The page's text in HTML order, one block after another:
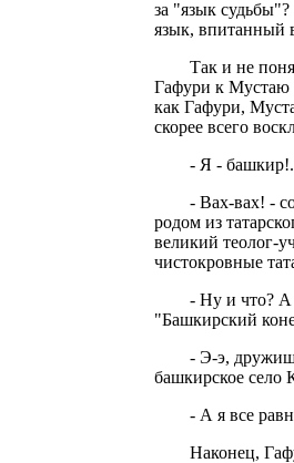
за "язык
язык, впитанный
Так и не
Гафури к Мустаю
как Гафури,
скорее всего
- Я -
- Вах-вах! -
родом из
великий теолог-
чистокровные
- Ну и что? А
"Башкирский
- Э-э,
башкирское село
- А я все
Наконец,